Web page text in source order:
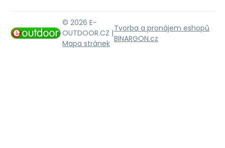
© 2026 E-
OUTDOOR.CZ |
Mapa stránek
Tvorba a pronájem eshopů
BINARGON.cz